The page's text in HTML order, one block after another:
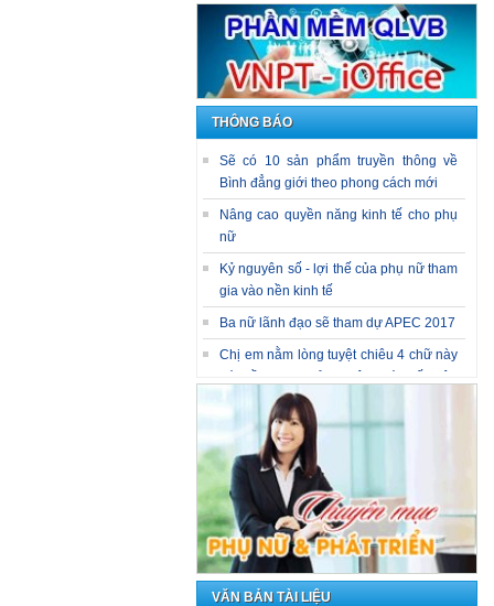
THÔNG BÁO
Sẽ có 10 sản phẩm truyền thông về
Bình đẳng giới theo phong cách mới
Nâng cao quyền năng kinh tế cho phụ
nữ
Kỷ nguyên số - lợi thế của phụ nữ tham
gia vào nền kinh tế
Ba nữ lãnh đạo sẽ tham dự APEC 2017
Chị em nằm lòng tuyệt chiêu 4 chữ này
cũng phải ngả mũ kính phục vợ!
VĂN BẢN TÀI LIỆU